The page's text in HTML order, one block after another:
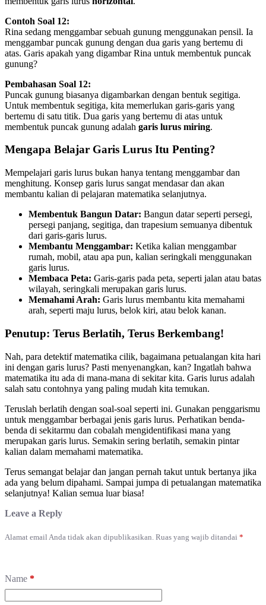
Contoh Soal 12:
Rina sedang menggambar sebuah gunung menggunakan pensil. Ia
menggambar puncak gunung dengan dua garis yang bertemu di
atas. Garis apakah yang digambar Rina untuk membentuk puncak
gunung?
Pembahasan Soal 12:
Puncak gunung biasanya digambarkan dengan bentuk segitiga.
Untuk membentuk segitiga, kita memerlukan garis-garis yang
bertemu di satu titik. Dua garis yang bertemu di atas untuk
membentuk puncak gunung adalah garis lurus miring.
Mengapa Belajar Garis Lurus Itu Penting?
Mempelajari garis lurus bukan hanya tentang menggambar dan
menghitung. Konsep garis lurus sangat mendasar dan akan
membantu kalian di pelajaran matematika selanjutnya.
Membentuk Bangun Datar: Bangun datar seperti persegi,
persegi panjang, segitiga, dan trapesium semuanya dibentuk
dari garis-garis lurus.
Membantu Menggambar: Ketika kalian menggambar
rumah, mobil, atau apa pun, kalian seringkali menggunakan
garis lurus.
Membaca Peta: Garis-garis pada peta, seperti jalan atau batas
wilayah, seringkali merupakan garis lurus.
Memahami Arah: Garis lurus membantu kita memahami
arah, seperti maju lurus, belok kiri, atau belok kanan.
Penutup: Terus Berlatih, Terus Berkembang!
Nah, para detektif matematika cilik, bagaimana petualangan kita hari
ini dengan garis lurus? Pasti menyenangkan, kan? Ingatlah bahwa
matematika itu ada di mana-mana di sekitar kita. Garis lurus adalah
salah satu contohnya yang paling mudah kita temukan.
Teruslah berlatih dengan soal-soal seperti ini. Gunakan penggarismu
untuk menggambar berbagai jenis garis lurus. Perhatikan benda-
benda di sekitarmu dan cobalah mengidentifikasi mana yang
merupakan garis lurus. Semakin sering berlatih, semakin pintar
kalian dalam memahami matematika.
Terus semangat belajar dan jangan pernah takut untuk bertanya jika
ada yang belum dipahami. Sampai jumpa di petualangan matematika
selanjutnya! Kalian semua luar biasa!
Leave a Reply
Alamat email Anda tidak akan dipublikasikan. Ruas yang wajib ditandai *
Name *